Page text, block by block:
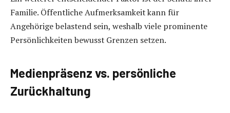
Familie. Öffentliche Aufmerksamkeit kann für
Angehörige belastend sein, weshalb viele prominente
Persönlichkeiten bewusst Grenzen setzen.
Medienpräsenz vs. persönliche
Zurückhaltung